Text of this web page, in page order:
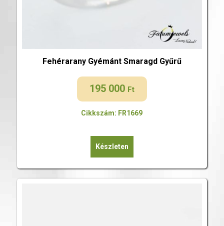
Fehérarany Gyémánt Smaragd Gyűrű
195 000 Ft
Cikkszám: FR1669
Készleten